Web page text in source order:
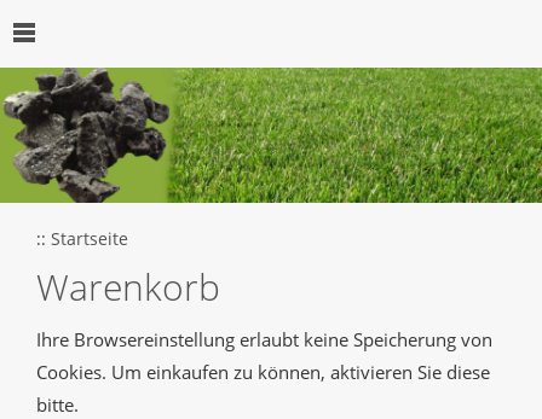
:: Startseite
Warenkorb
Ihre Browsereinstellung erlaubt keine Speicherung von
Cookies. Um einkaufen zu können, aktivieren Sie diese
bitte.